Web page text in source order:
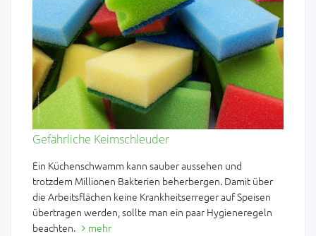
Gefährliche Keimschleuder
Ein Küchenschwamm kann sauber aussehen und
trotzdem Millionen Bakterien beherbergen. Damit über
die Arbeitsflächen keine Krankheitserreger auf Speisen
übertragen werden, sollte man ein paar Hygieneregeln
beachten.
mehr